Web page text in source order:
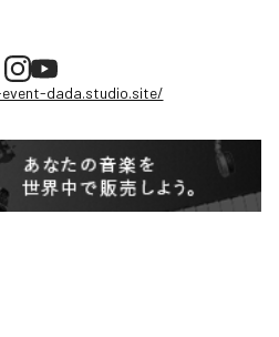
dada.studio.site/